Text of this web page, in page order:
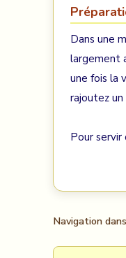
Dans une
largement
une fois la
rajoutez un
Pour
Navigation dans